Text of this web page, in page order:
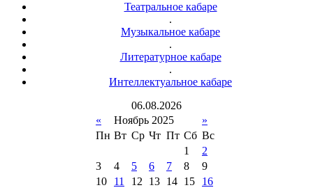
Театральное кабаре
.
Музыкальное кабаре
.
Литературное кабаре
.
Интеллектуальное кабаре
06.08.2026
«
Ноябрь 2025
»
Пн Вт Ср Чт Пт Сб Вс
1
2
3
4 5 6 7 8
9
10
11 12 13 14 15
16